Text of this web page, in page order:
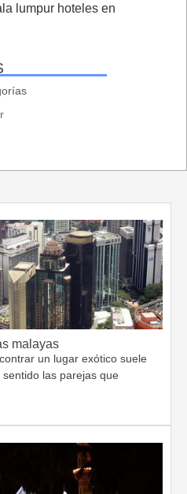
lumpur hoteles en
malayas
un lugar exótico suele
las parejas que